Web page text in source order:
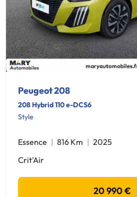
Peugeot 208
208 Hybrid 110 e-DCS6
Style
Essence 816 Km
2025
Crit'Air
20 990 €